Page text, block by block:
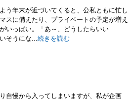
う年末が近づいてくると、公私ともに忙し
スに備えたり、プライベートの予定が増え
いっぱい。「あ～、どうしたらいい
そうにな...続きを読む
自慢から入ってしまいますが、私が企画